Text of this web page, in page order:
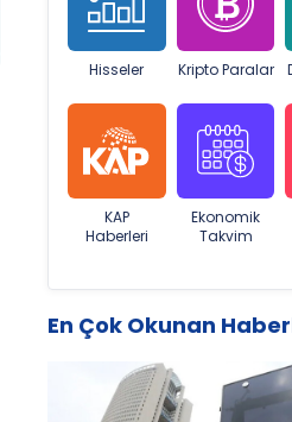
Hisseler Kripto Paralar
KAP
Haberleri
Ekonomik
Takvim
En Çok Okunan